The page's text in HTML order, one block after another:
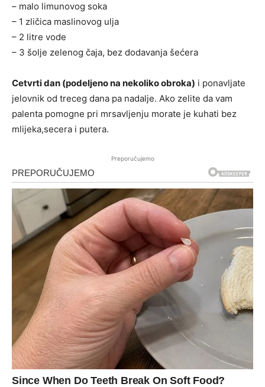
– malo limunovog soka
– 1 zličica maslinovog ulja
– 2 litre vode
– 3 šolje zelenog čaja, bez dodavanja šećera
Cetvrti dan (podeljeno na nekoliko obroka) i ponavljate
jelovnik od treceg dana pa nadalje. Ako zelite da vam
palenta pomogne pri mrsavljenju morate je kuhati bez
mlijeka,secera i putera.
Preporučujemo